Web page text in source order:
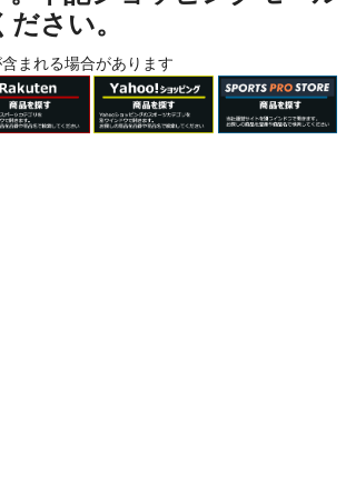
さい。
まれる場合があります